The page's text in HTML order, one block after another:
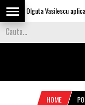
Olguta Vasilescu
HOME